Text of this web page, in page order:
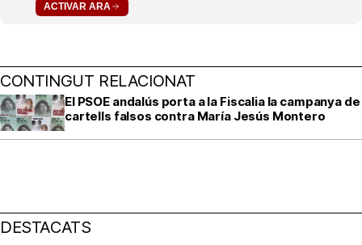
ACTIVAR ARA
CONTINGUT RELACIONAT
El PSOE andalús porta a la Fiscalia la campanya de
cartells falsos contra María Jesús Montero
DESTACATS